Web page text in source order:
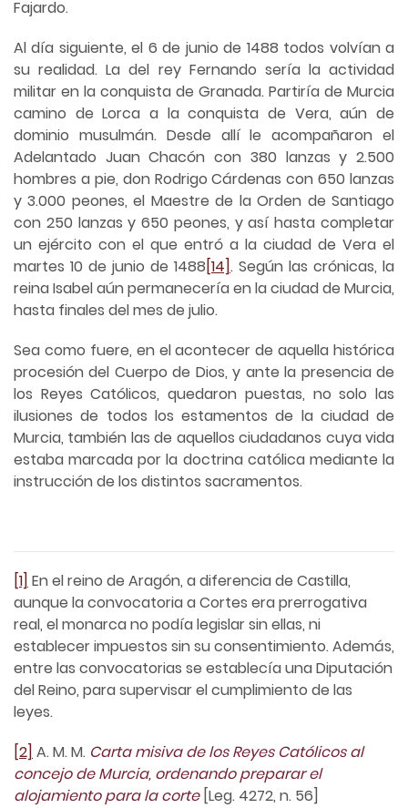
Fajardo.
Al día siguiente, el 6 de junio de 1488 todos volvían a
su realidad. La del rey Fernando sería la actividad
militar en la conquista de Granada. Partiría de Murcia
camino de Lorca a la conquista de Vera, aún de
dominio musulmán. Desde allí le acompañaron el
Adelantado Juan Chacón con 380 lanzas y 2.500
hombres a pie, don Rodrigo Cárdenas con 650 lanzas
y 3.000 peones, el Maestre de la Orden de Santiago
con 250 lanzas y 650 peones, y así hasta completar
un ejército con el que entró a la ciudad de Vera el
martes 10 de junio de 1488[14]. Según las crónicas, la
reina Isabel aún permanecería en la ciudad de Murcia,
hasta finales del mes de julio.
Sea como fuere, en el acontecer de aquella histórica
procesión del Cuerpo de Dios, y ante la presencia de
los Reyes Católicos, quedaron puestas, no solo las
ilusiones de todos los estamentos de la ciudad de
Murcia, también las de aquellos ciudadanos cuya vida
estaba marcada por la doctrina católica mediante la
instrucción de los distintos sacramentos.
[1] En el reino de Aragón, a diferencia de Castilla,
aunque la convocatoria a Cortes era prerrogativa
real, el monarca no podía legislar sin ellas, ni
establecer impuestos sin su consentimiento. Además,
entre las convocatorias se establecía una Diputación
del Reino, para supervisar el cumplimiento de las
leyes.
[2] A. M. M. Carta misiva de los Reyes Católicos al
concejo de Murcia, ordenando preparar el
alojamiento para la corte [Leg. 4272, n. 56]